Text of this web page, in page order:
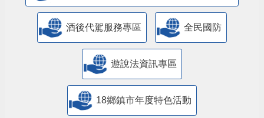
酒後代駕服務專區 全民國防
遊說法資訊專區
18鄉鎮市年度特色活動